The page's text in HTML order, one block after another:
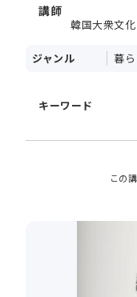
講師
韓国大衆文
ジャンル 暮
キーワード
この